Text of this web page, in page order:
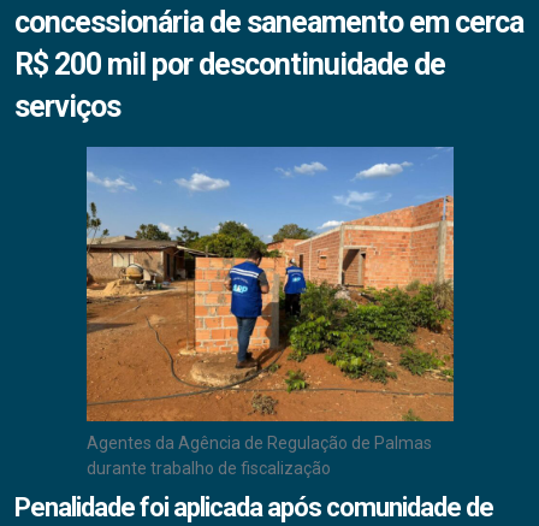
concessionária de saneamento em cerca
R$ 200 mil por descontinuidade de
serviços
Agentes da Agência de Regulação de Palmas
durante trabalho de fiscalização
Penalidade foi aplicada após comunidade de